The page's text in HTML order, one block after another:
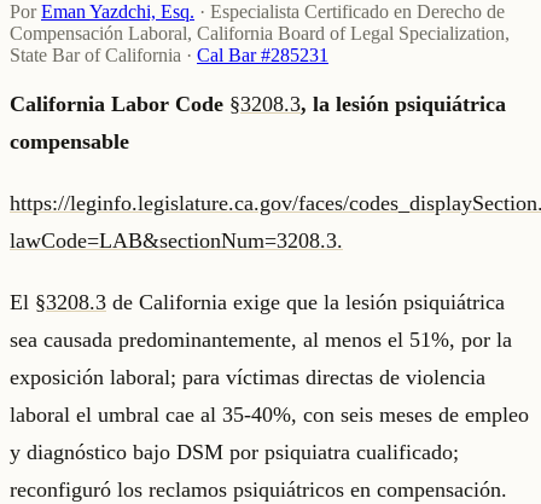
Por Eman Yazdchi, Esq. · Especialista Certificado en Derecho de
Compensación Laboral, California Board of Legal Specialization,
State Bar of California · Cal Bar #285231
California Labor Code §3208.3, la lesión psiquiátrica
compensable
https://leginfo.legislature.ca.gov/faces/
lawCode=LAB&sectionNum=3208.3.
El §3208.3 de California exige que la lesión psiquiátrica
sea causada predominantemente, al menos el 51%, por la
exposición laboral; para víctimas directas de violencia
laboral el umbral cae al 35-40%, con seis meses de empleo
y diagnóstico bajo DSM por psiquiatra cualificado;
reconfiguró los reclamos psiquiátricos en compensación.